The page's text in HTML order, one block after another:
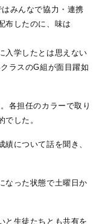
みんなで協力・連携
布したのに、味は
入学したとは思えない
ラスのG組が面目躍如
各担任のカラーで取り
した。
について話を聞き、
なった状態で土曜日か
と生徒たちとも共有を